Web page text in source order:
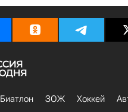
Биатлон ЗОЖ Хоккей